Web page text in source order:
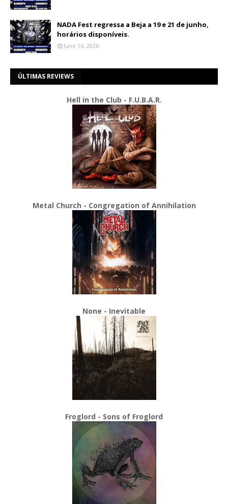
NADA Fest regressa a Beja a 19 e 21 de junho,
horários disponíveis.
June 16, 2026
ÚLTIMAS REVIEWS
Hell in the Club - F.U.B.A.R.
Metal Church - Congregation of Annihilation
None - Inevitable
Froglord - Sons of Froglord